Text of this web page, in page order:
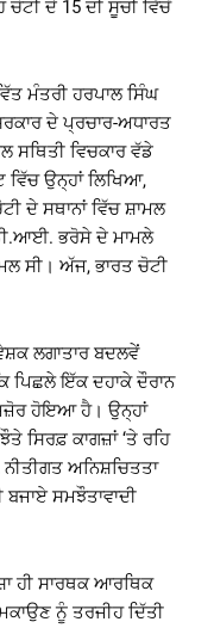
ਦੇ 15 ਦੀ ਸੂਚੀ ਵਿੱਚੋਂ
ਮੰਤਰੀ ਹਰਪਾਲ ਸਿੰਘ
ਦੇ ਪ੍ਰਚਾਰ-ਅਧਾਰਤ
ਸਥਿਤੀ ਵਿਚਕਾਰ ਵੱਡੇ
ਵਿੱਚ ਉਨ੍ਹਾਂ ਲਿਖਿਆ,
ਦੇ ਸਥਾਨਾਂ ਵਿੱਚ ਸ਼ਾਮਲ
ਭਰੋਸੇ ਦੇ ਮਾਮਲੇ
ਸੀ। ਅੱਜ, ਭਾਰਤ ਚੋਟੀ
ਲਗਾਤਾਰ ਬਦਲਵੇਂ
ਪਿਛਲੇ ਇੱਕ ਦਹਾਕੇ ਦੌਰਾਨ
ਹੋਇਆ ਹੈ। ਉਨ੍ਹਾਂ
ਸਿਰਫ਼ ਕਾਗਜ਼ਾਂ ‘ਤੇ ਰਹਿ
ਅਨਿਸ਼ਚਿਤਤਾ
ਸਮਝੌਤਾਵਾਦੀ
ਹੀ ਸਾਰਥਕ ਆਰਥਿਕ
ਨੂੰ ਤਰਜੀਹ ਦਿੱਤੀ